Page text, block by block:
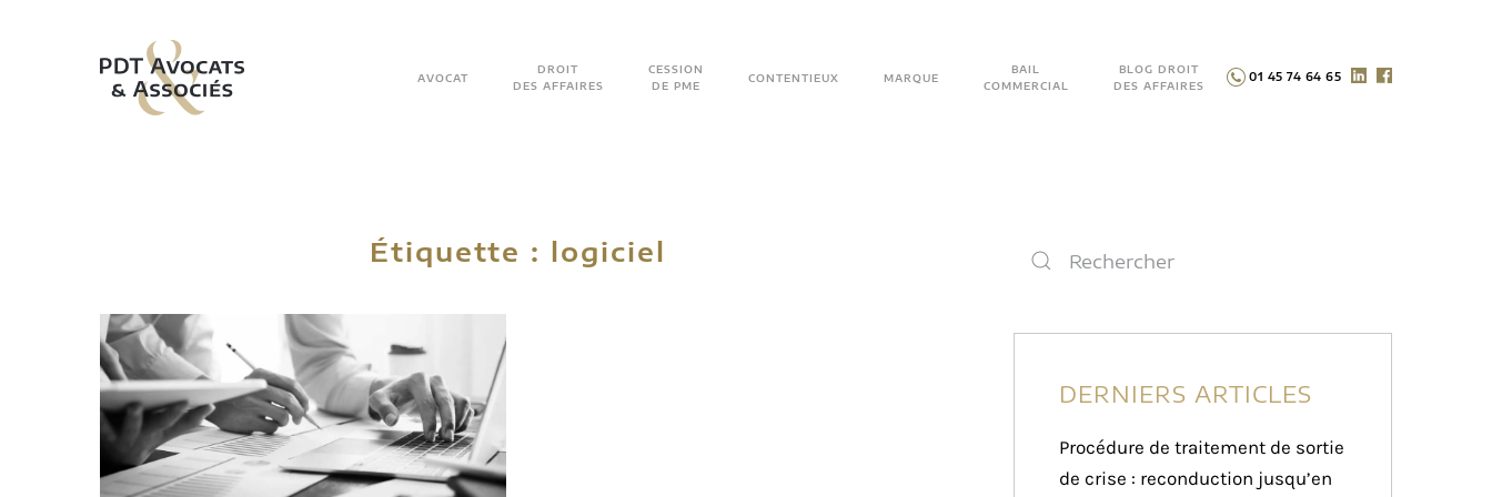
Skip to main content
AVOCAT
DROIT
DES AFFAIRES
CESSION
DE PME
CONTENTIEUX MARQUE
BAIL
COMMERCIAL
BLOG DROIT
DES AFFAIRES
01 45 74 64 65
Étiquette : logiciel
DERNIERS ARTICLES
Procédure de traitement de sortie
de crise : reconduction jusqu’en